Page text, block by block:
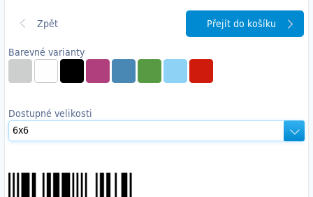
Barevné varianty
Dostupné velikosti
Přejít do košíku